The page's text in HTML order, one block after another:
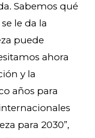
Sabemos qué
le da la
puede
ahora
y la
años para
para 2030”,